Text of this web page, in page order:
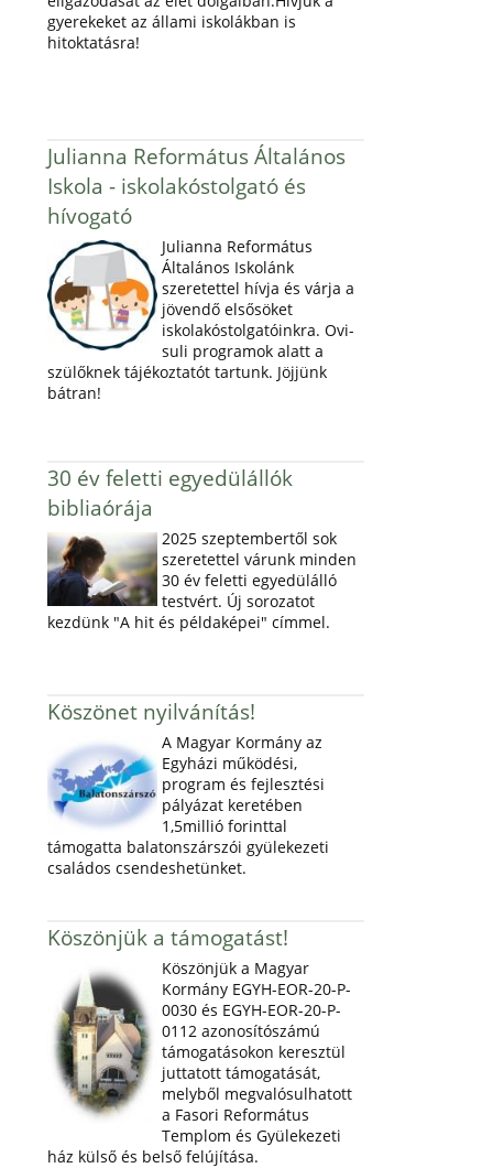
gyerekeket az állami iskolákban is
hitoktatásra!
Julianna Református Általános
Iskola - iskolakóstolgató és
hívogató
Julianna Református
Általános Iskolánk
szeretettel hívja és várja a
jövendő elsősöket
iskolakóstolgatóinkra. Ovi-
suli programok alatt a
szülőknek tájékoztatót tartunk. Jöjjünk
bátran!
30 év feletti egyedülállók
bibliaórája
2025 szeptembertől sok
szeretettel várunk minden
30 év feletti egyedülálló
testvért. Új sorozatot
kezdünk "A hit és példaképei" címmel.
Köszönet nyilvánítás!
A Magyar Kormány az
Egyházi működési,
program és fejlesztési
pályázat keretében
1,5millió forinttal
támogatta balatonszárszói gyülekezeti
családos csendeshetünket.
Köszönjük a támogatást!
Köszönjük a Magyar
Kormány EGYH-EOR-20-P-
0030 és EGYH-EOR-20-P-
0112 azonosítószámú
támogatásokon keresztül
juttatott támogatását,
melyből megvalósulhatott
a Fasori Református
Templom és Gyülekezeti
ház külső és belső felújítása.